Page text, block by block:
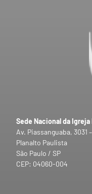
Sede Nacional da
Av. Piassanguaba, 3031 –
Planalto Paulista
São Paulo / SP
CEP: 04060-004